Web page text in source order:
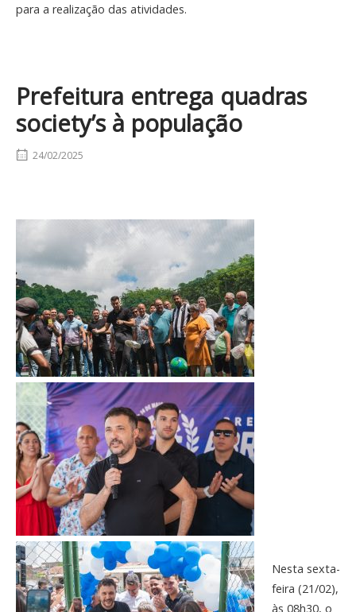
para a realização das atividades.
Prefeitura entrega quadras
society’s à população
24/02/2025
Nesta sexta-
feira (21/02),
às 08h30, o